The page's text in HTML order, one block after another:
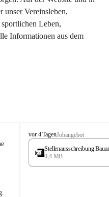
unser Vereinsleben,
Leben,
Informationen aus dem
S
t
s
vor 4 TagenJobangebot
Stellenausschreibung
0,4 MB